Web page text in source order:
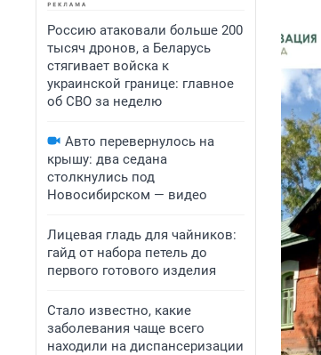
Россию атаковали больше 200
тысяч дронов, а Беларусь
стягивает войска к
украинской границе: главное
об СВО за неделю
Авто перевернулось на
крышу: два седана
столкнулись под
Новосибирском — видео
Лицевая гладь для чайников:
гайд от набора петель до
первого готового изделия
Стало известно, какие
заболевания чаще всего
находили на диспансеризации